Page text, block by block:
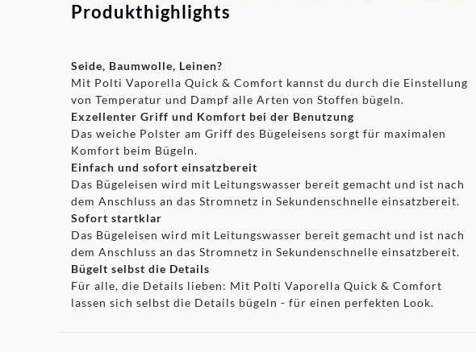
Produkthighlights
Seide, Baumwolle, Leinen?
Mit Polti Vaporella Quick & Comfort kannst du durch die Einstellung
von Temperatur und Dampf alle Arten von Stoffen bügeln.
Exzellenter Griff und Komfort bei der Benutzung
Das weiche Polster am Griff des Bügeleisens sorgt für maximalen
Komfort beim Bügeln.
Einfach und sofort einsatzbereit
Das Bügeleisen wird mit Leitungswasser bereit gemacht und ist nach
dem Anschluss an das Stromnetz in Sekundenschnelle einsatzbereit.
Sofort startklar
Das Bügeleisen wird mit Leitungswasser bereit gemacht und ist nach
dem Anschluss an das Stromnetz in Sekundenschnelle einsatzbereit.
Bügelt selbst die Details
Für alle, die Details lieben: Mit Polti Vaporella Quick & Comfort
lassen sich selbst die Details bügeln - für einen perfekten Look.